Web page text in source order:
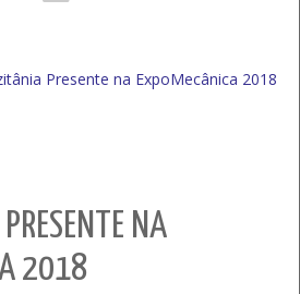
Presente na ExpoMecânica 2018
NA
2018